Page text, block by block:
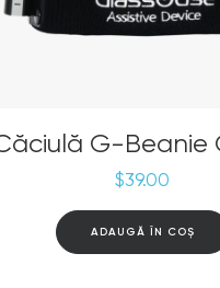
G-Beanie
$39.00
ADAUGĂ ÎN COȘ